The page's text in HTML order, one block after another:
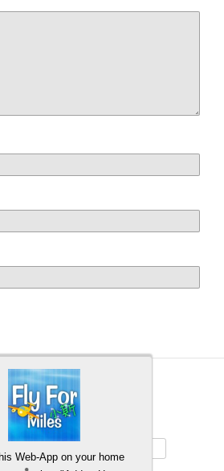
Back to top
Web-App on your home